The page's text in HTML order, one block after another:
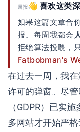
周报👋 喜欢这类
如果这篇文章合
报。每周我都会
拒绝算法投喂，
Fatbobman's
在过去一周，我
许可的弹窗。尽管
（GDPR）已实
多网站才开始严